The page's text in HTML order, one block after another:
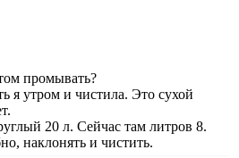
промывать?
я утром и чистила. Это сухой
20 л. Сейчас там литров 8.
наклонять и чистить.